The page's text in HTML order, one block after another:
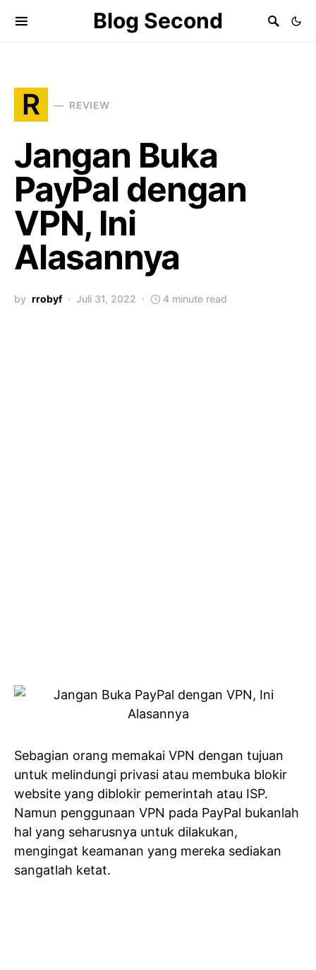
Blog Second
R REVIEW
Jangan Buka
PayPal dengan
VPN, Ini
Alasannya
by rrobyf Juli 31, 2022 4 minute read
Sebagian orang memakai VPN dengan tujuan
untuk melindungi privasi atau membuka blokir
website yang diblokir pemerintah atau ISP.
Namun penggunaan VPN pada PayPal bukanlah
hal yang seharusnya untuk dilakukan,
mengingat keamanan yang mereka sediakan
sangatlah ketat.